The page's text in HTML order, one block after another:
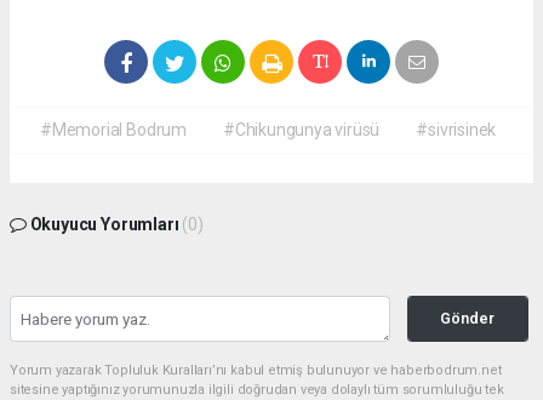
#Memorial Bodrum #Chikungunya virüsü #sivrisinek
Okuyucu Yorumları (0)
Gönder
Yorum yazarak Topluluk Kuralları’nı kabul etmiş bulunuyor ve haberbodrum.net
sitesine yaptığınız yorumunuzla ilgili doğrudan veya dolaylı tüm sorumluluğu tek